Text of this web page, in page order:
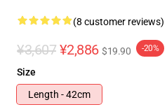
(8 customer reviews)
¥3,607 ¥2,886 $19.90 -20%
Size
Length - 42cm